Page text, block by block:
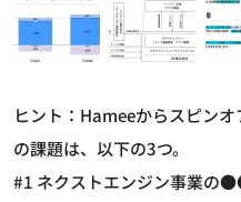
ヒント：Hameeからスピン
の課題は、以下の3つ。
#1 ネクストエンジン事業の